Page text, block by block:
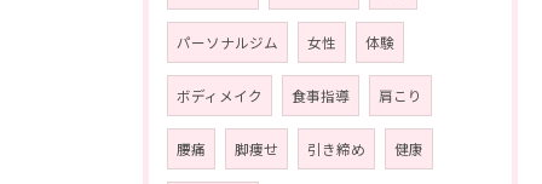
パーソナルジム 女性 体験
ボディメイク 食事指導 肩こり
腰痛 脚痩せ 引き締め 健康